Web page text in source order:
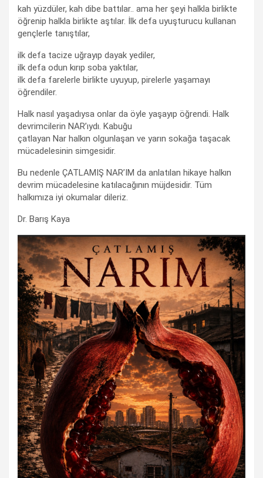
kah yüzdüler, kah dibe battılar.. ama her şeyi halkla birlikte
öğrenip halkla birlikte aştılar. İlk defa uyuşturucu kullanan
gençlerle tanıştılar,
ilk defa tacize uğrayıp dayak yediler,
ilk defa odun kırıp soba yaktılar,
ilk defa farelerle birlikte uyuyup, pirelerle yaşamayı
öğrendiler.
Halk nasıl yaşadıysa onlar da öyle yaşayıp öğrendi. Halk
devrimcilerin NAR’ıydı. Kabuğu
çatlayan Nar halkın olgunlaşan ve yarın sokağa taşacak
mücadelesinin simgesidir.
Bu nedenle ÇATLAMIŞ NAR’IM da anlatılan hikaye halkın
devrim mücadelesine katılacağının müjdesidir. Tüm
halkımıza iyi okumalar dileriz.
Dr. Barış Kaya